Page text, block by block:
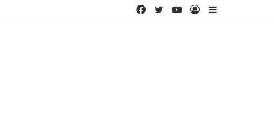
Kenar
Kayıt
YouTube
Twitter
Facebook